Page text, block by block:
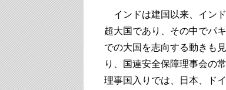
インドは建国以来、イン
超大国であり、その中でパ
での大国を志向する動きも
り、国連安全保障理事会の
理事国入りでは、日本、ド